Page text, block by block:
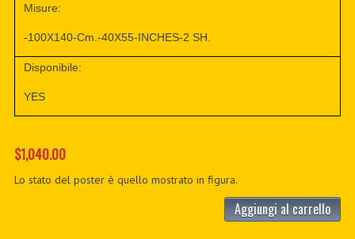
Misure:
-100X140-Cm.-40X55-INCHES-2 SH.
Disponibile:
YES
$1,040.00
Lo stato del poster è quello mostrato in figura.
Aggiungi al carrello